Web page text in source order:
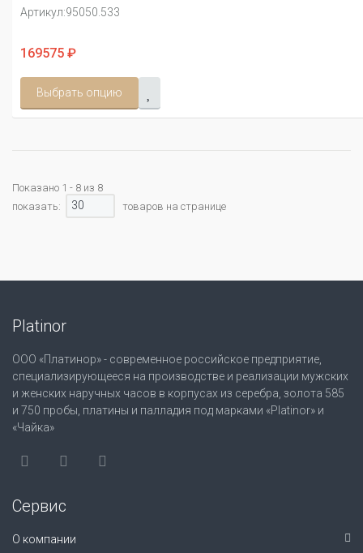
Артикул:95050.533
169575 ₽
Выбрать опцию
Показано 1 - 8 из 8
показать:
30 товаров на странице
Platinor
ООО «Платинор» - современное российское предприятие,
специализирующееся на производстве и реализации мужских
и женских наручных часов в корпусах из серебра, золота 585
и 750 пробы, платины и палладия под марками «Platinor» и
«Чайка»
Сервис
О компании